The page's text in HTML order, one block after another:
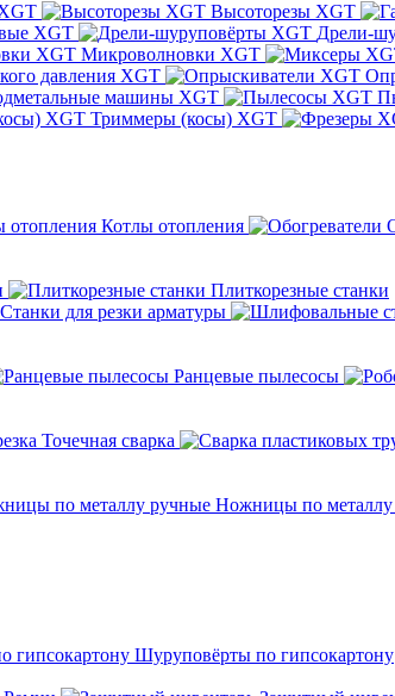
Высоторезы XGT
XGT
Дрели-
Микроволновки XGT
давления XGT
машины XGT
Триммеры (косы) XGT
Котлы отопления
Плиткорезные станки
Станки для резки арматуры
Ранцевые пылесосы
Точечная сварка
Ножницы по
Шуруповёрты по гипсокартону